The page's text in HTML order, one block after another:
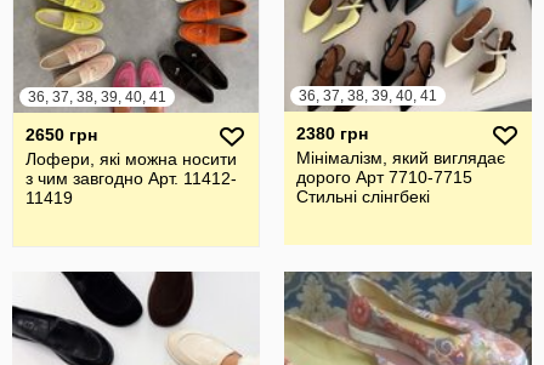
36, 37, 38, 39, 40, 41
2650 грн
Лофери, які можна носити
з чим завгодно Арт. 11412-
11419
36, 37, 38, 39, 40, 41
2380 грн
Мінімалізм, який виглядає
дорого Арт 7710-7715
Стильні слінгбекі